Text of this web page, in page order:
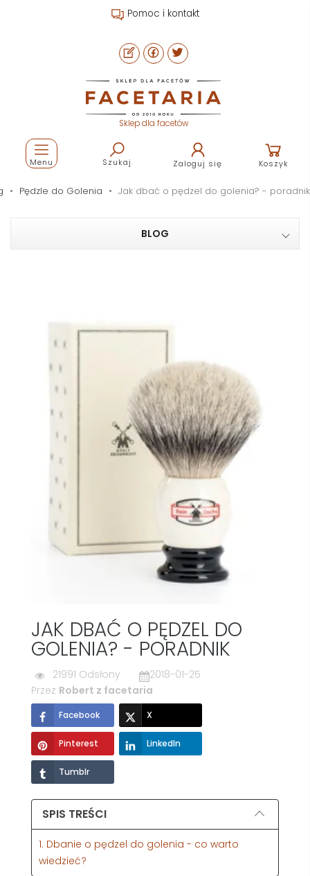
Pomoc i kontakt
Sklep dla facetów
Szukaj Zaloguj się Koszyk
Menu
Pędzle do Golenia Jak dbać o pędzel do golenia? - poradnik
BLOG
JAK DBAĆ O PĘDZEL DO
GOLENIA? - PORADNIK
21991 Odsłony
2018-01-25
Przez Robert z facetaria
Facebook X
Pinterest LinkedIn
Tumblr
SPIS TREŚCI
1. Dbanie o pędzel do golenia - co warto
wiedzieć?